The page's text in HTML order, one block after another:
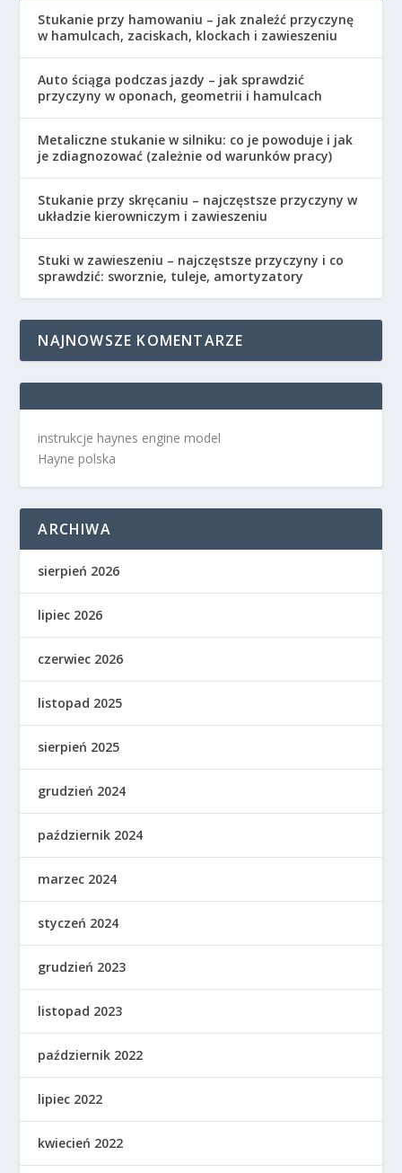
Stukanie przy hamowaniu – jak znaleźć przyczynę
w hamulcach, zaciskach, klockach i zawieszeniu
Auto ściąga podczas jazdy – jak sprawdzić
przyczyny w oponach, geometrii i hamulcach
Metaliczne stukanie w silniku: co je powoduje i jak
je zdiagnozować (zależnie od warunków pracy)
Stukanie przy skręcaniu – najczęstsze przyczyny w
układzie kierowniczym i zawieszeniu
Stuki w zawieszeniu – najczęstsze przyczyny i co
sprawdzić: sworznie, tuleje, amortyzatory
NAJNOWSZE KOMENTARZE
instrukcje haynes engine model
Hayne polska
ARCHIWA
sierpień 2026
lipiec 2026
czerwiec 2026
listopad 2025
sierpień 2025
grudzień 2024
październik 2024
marzec 2024
styczeń 2024
grudzień 2023
listopad 2023
październik 2022
lipiec 2022
kwiecień 2022